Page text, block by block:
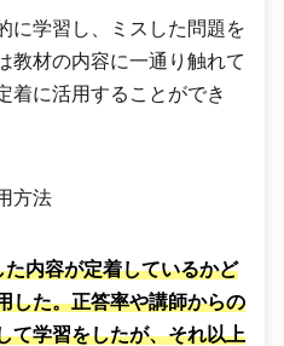
に学習し、ミスした問題を
教材の内容に一通り触れて
着に活用することができ
方法
内容が定着しているかど
した。正答率や講師からの
て学習をしたが、それ以上